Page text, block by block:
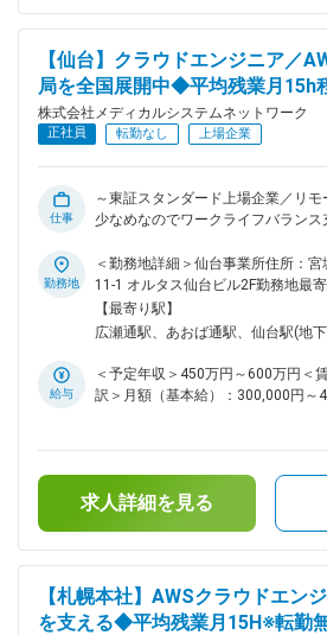
OJTを行っていく予定です。分か
きる風通しの良い環境が整ってい
なく、意欲や成果を正当に評価する社風
すい環境 月平均残業15時間程度、
ワークも可能と、ワークライフバラ
帰率は約98％と高く、ライフステ
調剤薬局事業・賃貸設備関連事業
等、地域の「医・食・住」のインフ
た医療サービスの提供を目指し、
療・サービスの提供を行っておりま
国435店舗を展開、医薬品ネットワ
で合計8,912件（2023年8月末）を
います。 変更の範囲：会社の定め
【仙台】クラウドエンジニア／
局を全国展開中◆平均残業月15h
株式会社メディカルシステムネットワーク
正社員 転勤なし 上場企業
仕事
～東証スタンダード上場企業／リ
少なめなのでワークライフバランス充実～ ■業務内
おいて、クラウドエンジニアとして
現在システム開発、構築強化してお
増加を見据えてクラウドエンジニア
的な業務としては、システム開発に
す。 ■組織構成： システム本部は59名で構成されており、年
齢も20代～50代まで幅広く在籍しております
いただくことも可能です。 ■魅力： 業務に関係する技術書籍
の購入や研修参加費などは会社が
の就業環境をサポートする体制が整ってい
徴： 当社は医薬品ネットワーク事
住」のインフラとして 地域住民の
ビス事業を展開しています。地域
供を目指し、医薬連携による細やか
を行っております。 調剤薬局事業
勤務地
＜勤務地詳細＞仙台事業所住所：
11-1 オルタス仙台ビル2F勤務地最
煙対策：屋内全面禁煙変更の範囲：無
【最寄り駅】
広瀬通駅、あおば通駅、仙台駅(地
給与
＜予定年収＞450万円～600万円＜
訳＞月額（基本給）：300,000円～
支給）賃金はあくまでも目安の金
する可能性があります。月給(月額)
求人詳細を見る
【札幌本社】AWSクラウドエン
を支える◆平均残業月15H※転勤